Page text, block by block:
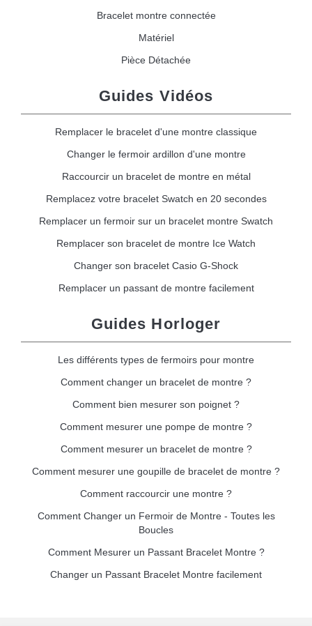
Bracelet montre connectée
Matériel
Pièce Détachée
Guides Vidéos
Remplacer le bracelet d'une montre classique
Changer le fermoir ardillon d'une montre
Raccourcir un bracelet de montre en métal
Remplacez votre bracelet Swatch en 20 secondes
Remplacer un fermoir sur un bracelet montre Swatch
Remplacer son bracelet de montre Ice Watch
Changer son bracelet Casio G-Shock
Remplacer un passant de montre facilement
Guides Horloger
Les différents types de fermoirs pour montre
Comment changer un bracelet de montre ?
Comment bien mesurer son poignet ?
Comment mesurer une pompe de montre ?
Comment mesurer un bracelet de montre ?
Comment mesurer une goupille de bracelet de montre ?
Comment raccourcir une montre ?
Comment Changer un Fermoir de Montre - Toutes les
Boucles
Comment Mesurer un Passant Bracelet Montre ?
Changer un Passant Bracelet Montre facilement